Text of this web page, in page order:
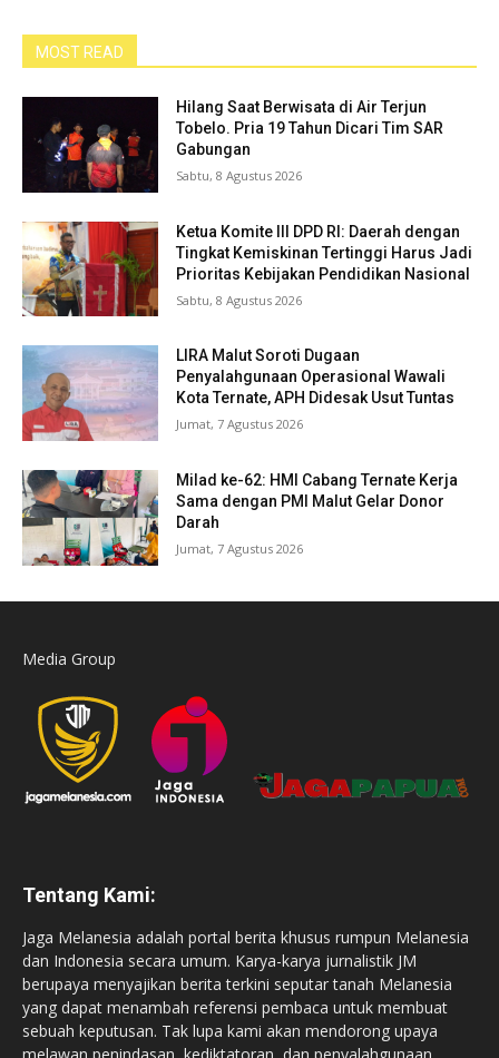
MOST READ
Hilang Saat Berwisata di Air Terjun
Tobelo. Pria 19 Tahun Dicari Tim SAR
Gabungan
Sabtu, 8 Agustus 2026
Ketua Komite III DPD RI: Daerah dengan
Tingkat Kemiskinan Tertinggi Harus Jadi
Prioritas Kebijakan Pendidikan Nasional
Sabtu, 8 Agustus 2026
LIRA Malut Soroti Dugaan
Penyalahgunaan Operasional Wawali
Kota Ternate, APH Didesak Usut Tuntas
Jumat, 7 Agustus 2026
Milad ke-62: HMI Cabang Ternate Kerja
Sama dengan PMI Malut Gelar Donor
Darah
Jumat, 7 Agustus 2026
Media Group
Tentang Kami:
Jaga Melanesia adalah portal berita khusus rumpun Melanesia
dan Indonesia secara umum. Karya-karya jurnalistik JM
berupaya menyajikan berita terkini seputar tanah Melanesia
yang dapat menambah referensi pembaca untuk membuat
sebuah keputusan. Tak lupa kami akan mendorong upaya
melawan penindasan, kediktatoran, dan penyalahgunaan